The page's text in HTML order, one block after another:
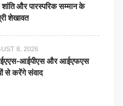
और पारस्परिक सम्मान के
शेखावत
8, 2026
आईपीएस और आईएफएस
से करेंगे संवाद